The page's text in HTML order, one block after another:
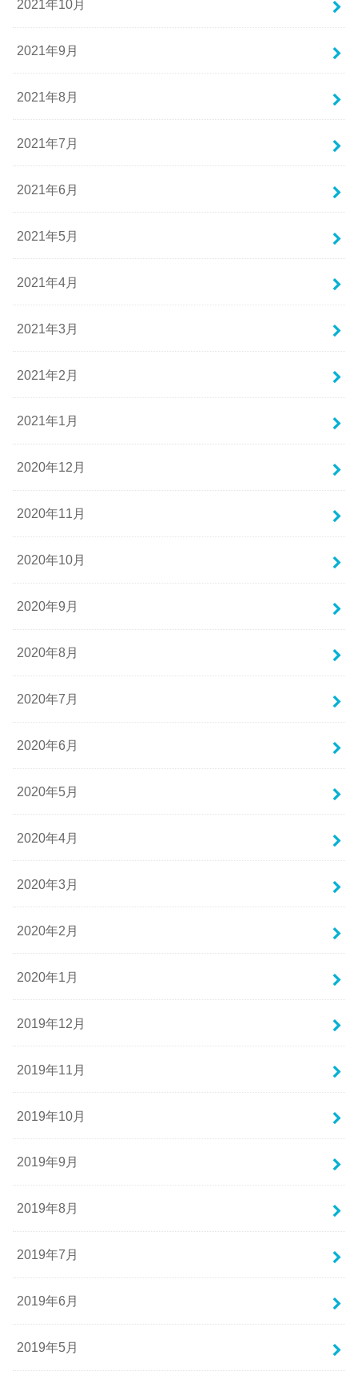
2021年10月
2021年9月
2021年8月
2021年7月
2021年6月
2021年5月
2021年4月
2021年3月
2021年2月
2021年1月
2020年12月
2020年11月
2020年10月
2020年9月
2020年8月
2020年7月
2020年6月
2020年5月
2020年4月
2020年3月
2020年2月
2020年1月
2019年12月
2019年11月
2019年10月
2019年9月
2019年8月
2019年7月
2019年6月
2019年5月